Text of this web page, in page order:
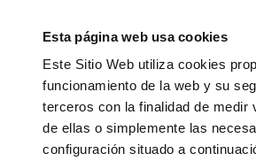
Esta página web usa cookies
Este Sitio Web utiliza cookies
funcionamiento de la web y su
terceros con la finalidad de medir
de ellas o simplemente las
configuración situado a
PROTECCION DE DATOS